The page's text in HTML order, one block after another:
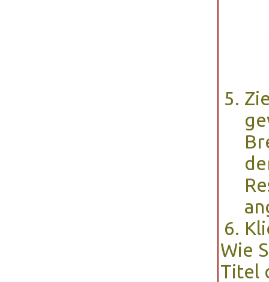
Wie
Titel